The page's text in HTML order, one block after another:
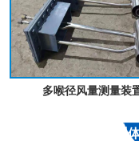
多喉径风量测量装
九州